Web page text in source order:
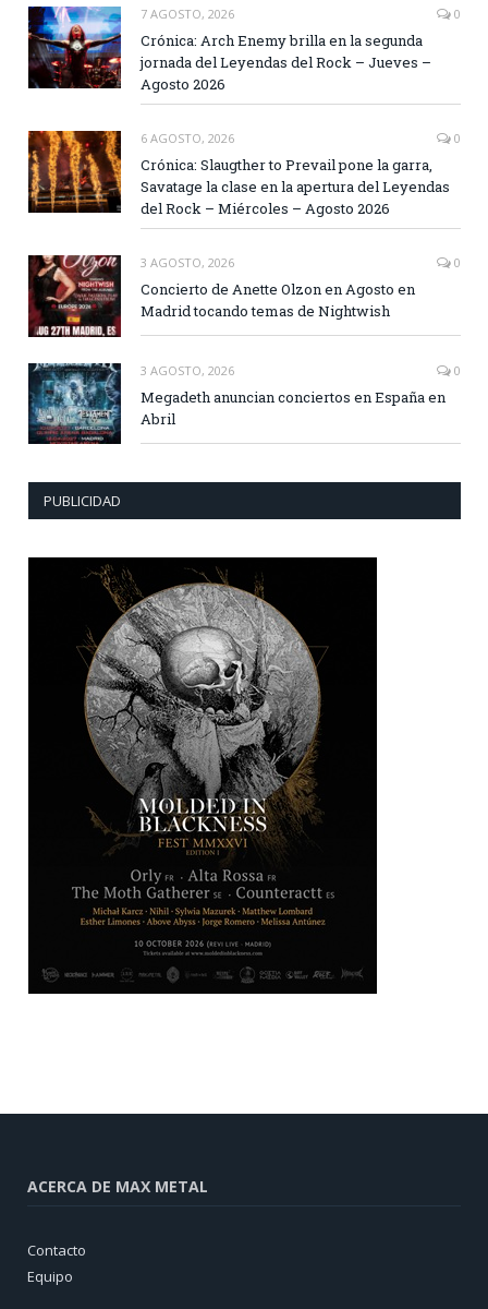
7 AGOSTO, 2026 0
Crónica: Arch Enemy brilla en la segunda
jornada del Leyendas del Rock – Jueves –
Agosto 2026
6 AGOSTO, 2026 0
Crónica: Slaugther to Prevail pone la garra,
Savatage la clase en la apertura del Leyendas
del Rock – Miércoles – Agosto 2026
3 AGOSTO, 2026 0
Concierto de Anette Olzon en Agosto en
Madrid tocando temas de Nightwish
3 AGOSTO, 2026 0
Megadeth anuncian conciertos en España en
Abril
PUBLICIDAD
ACERCA DE MAX METAL
Contacto
Equipo